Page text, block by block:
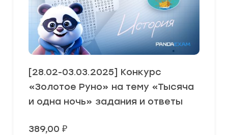
[28.02-03.03.2025] Конкурс
«Золотое Руно» на тему «Тысяча
и одна ночь» задания и ответы
389,00 ₽